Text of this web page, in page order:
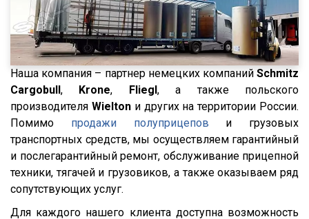
Isuzu
Lonking
TGX
TGA
XF95
XF105
XF106
XG
X3000
Stralis
Premium
Наша компания – партнер немецких компаний Schmitz
Cargobull , Krone, Fliegl , а также польского
производителя Wieltonи других на территории России.
Помимо продажи полуприцепов и грузовых
транспортных средств, мы осуществляем гарантийный
и послегарантийный ремонт, обслуживание прицепной
техники, тягачей и грузовиков, а также оказываем ряд
сопутствующих услуг.
Для каждого нашего клиента доступна возможность